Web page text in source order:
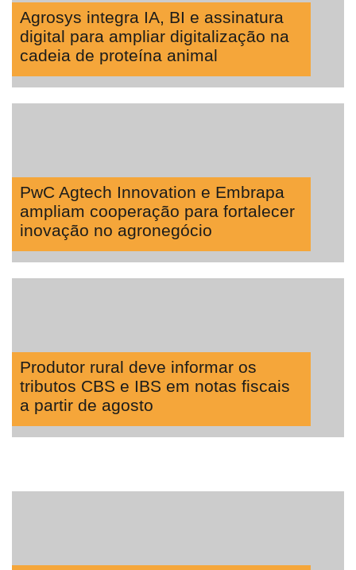
Agrosys integra IA, BI e assinatura
digital para ampliar digitalização na
cadeia de proteína animal
PwC Agtech Innovation e Embrapa
ampliam cooperação para fortalecer
inovação no agronegócio
Produtor rural deve informar os
tributos CBS e IBS em notas fiscais
a partir de agosto